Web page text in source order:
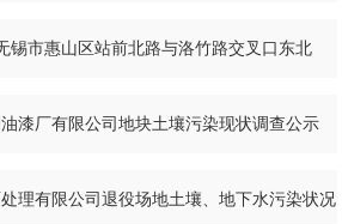
锡市惠山区站前北路与洛竹路交叉口东北
漆厂有限公司地块土壤污染现状调查公示
理有限公司退役场地土壤、地下水污染状况